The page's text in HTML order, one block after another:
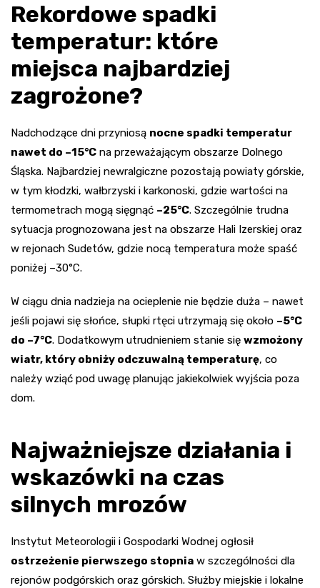
Rekordowe spadki
temperatur: które
miejsca najbardziej
zagrożone?
Nadchodzące dni przyniosą nocne spadki temperatur
nawet do –15°C na przeważającym obszarze Dolnego
Śląska. Najbardziej newralgiczne pozostają powiaty górskie,
w tym kłodzki, wałbrzyski i karkonoski, gdzie wartości na
termometrach mogą sięgnąć –25°C. Szczególnie trudna
sytuacja prognozowana jest na obszarze Hali Izerskiej oraz
w rejonach Sudetów, gdzie nocą temperatura może spaść
poniżej –30°C.
W ciągu dnia nadzieja na ocieplenie nie będzie duża – nawet
jeśli pojawi się słońce, słupki rtęci utrzymają się około –5°C
do –7°C. Dodatkowym utrudnieniem stanie się wzmożony
wiatr, który obniży odczuwalną temperaturę, co
należy wziąć pod uwagę planując jakiekolwiek wyjścia poza
dom.
Najważniejsze działania i
wskazówki na czas
silnych mrozów
Instytut Meteorologii i Gospodarki Wodnej ogłosił
ostrzeżenie pierwszego stopnia w szczególności dla
rejonów podgórskich oraz górskich. Służby miejskie i lokalne